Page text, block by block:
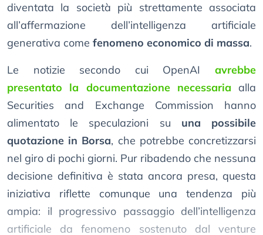
diventata la società più strettamente associata
all’affermazione dell’intelligenza artificiale
generativa come fenomeno economico di massa.
Le notizie secondo cui OpenAI avrebbe
presentato la documentazione necessaria alla
Securities and Exchange Commission hanno
alimentato le speculazioni su una possibile
quotazione in Borsa, che potrebbe concretizzarsi
nel giro di pochi giorni. Pur ribadendo che nessuna
decisione definitiva è stata ancora presa, questa
iniziativa riflette comunque una tendenza più
ampia: il progressivo passaggio dell’intelligenza
artificiale da fenomeno sostenuto dal venture